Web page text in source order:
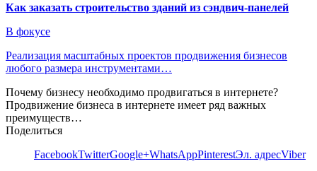
Как заказать строительство зданий из сэндвич-панелей
В фокусе
Реализация масштабных проектов продвижения бизнесов
любого размера инструментами…
Почему бизнесу необходимо продвигаться в интернете?
Продвижение бизнеса в интернете имеет ряд важных
преимуществ…
Поделиться
FacebookTwitterGoogle+WhatsAppPinterestЭл. адресViber